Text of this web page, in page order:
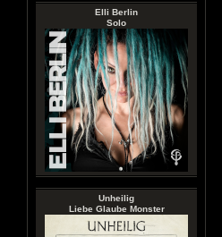
Elli Berlin
Solo
Unheilig
Liebe Glaube Monster